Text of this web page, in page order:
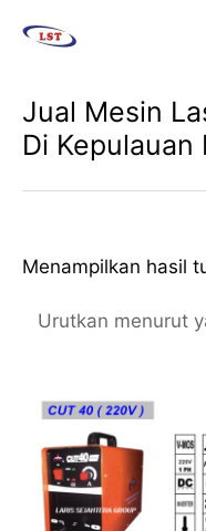
Jual Mesin
Di Kepulauan
Menampilkan hasil